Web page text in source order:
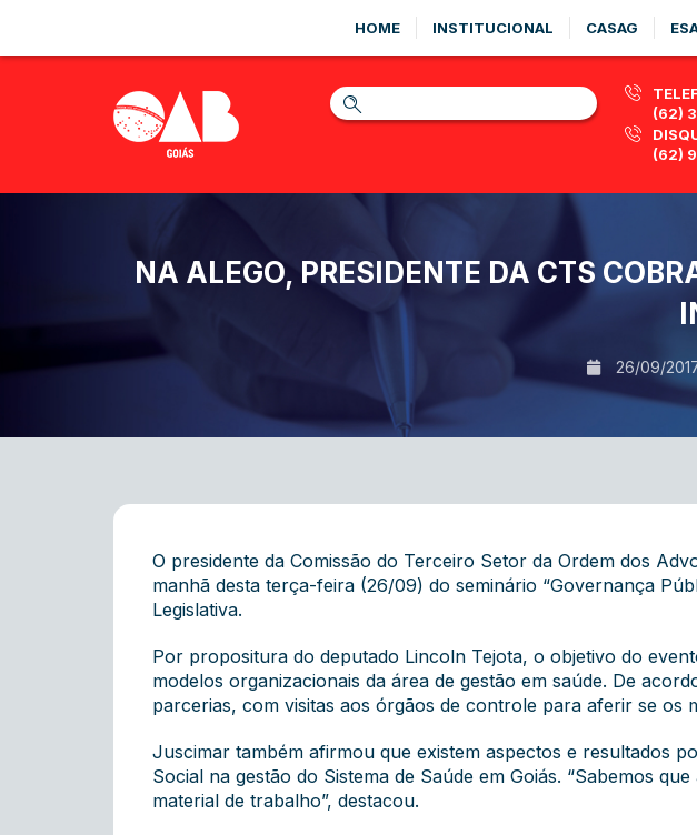
HOME INSTITUCIONAL CASAG
(62)
(62)
NA ALEGO, PRESIDENTE DA CTS
26/09/
O presidente da Comissão do Terceiro Setor da Ordem dos
manhã desta terça-feira (26/09) do seminário “Governança
Legislativa.
Por propositura do deputado Lincoln Tejota, o objetivo do
modelos organizacionais da área de gestão em saúde. De
parcerias, com visitas aos órgãos de controle para aferir se os
Juscimar também afirmou que existem aspectos e resultados
Social na gestão do Sistema de Saúde em Goiás. “Sabemos
material de trabalho”, destacou.